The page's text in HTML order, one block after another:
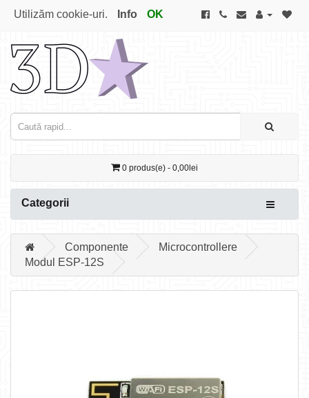
Utilizăm cookie-uri. Info OK
0 produs(e) - 0,00lei
Categorii
Componente
Microcontrollere
Modul ESP-12S